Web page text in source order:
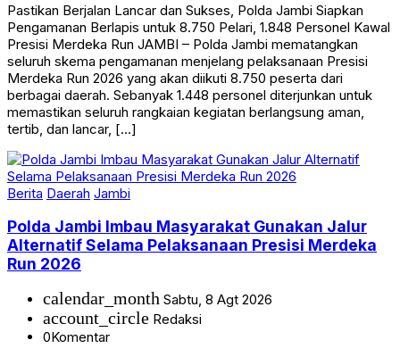
Pastikan Berjalan Lancar dan Sukses, Polda Jambi Siapkan
Pengamanan Berlapis untuk 8.750 Pelari, 1.848 Personel Kawal
Presisi Merdeka Run JAMBI – Polda Jambi mematangkan
seluruh skema pengamanan menjelang pelaksanaan Presisi
Merdeka Run 2026 yang akan diikuti 8.750 peserta dari
berbagai daerah. Sebanyak 1.448 personel diterjunkan untuk
memastikan seluruh rangkaian kegiatan berlangsung aman,
tertib, dan lancar, […]
Berita Daerah Jambi
Polda Jambi Imbau Masyarakat Gunakan Jalur
Alternatif Selama Pelaksanaan Presisi Merdeka
Run 2026
calendar_month Sabtu, 8 Agt 2026
account_circle Redaksi
0Komentar